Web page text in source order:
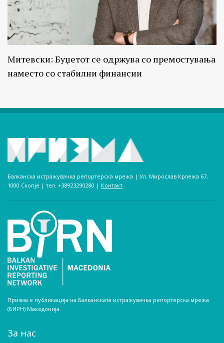
Митевски: Буџетот се одржува со премостувања
наместо со стабилни финансии
Балканска истражувачка репортерска мрежа | Ул. Мирослав Крлежа 67,
1000 Скопје | тел. +38923290280­ | Контакт
Призма е публикација на Балканската истражувачка репортерска мрежа
(БИРН) Македонија
За нас